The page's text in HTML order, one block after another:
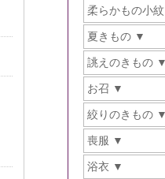
柔らかもの小紋
夏きもの
誂えのきもの
お召
絞りのきもの
喪服
浴衣